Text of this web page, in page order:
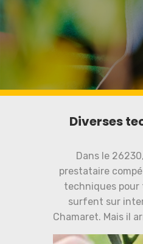
Diverses
Dans le
prestataire
techniques pour
surfent sur
Chamaret. Mais il